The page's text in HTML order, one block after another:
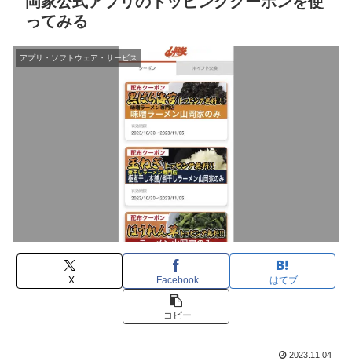
ってみる
アプリ・ソフトウェア・サービス
X Facebook はてブ
コピー
2023.11.04